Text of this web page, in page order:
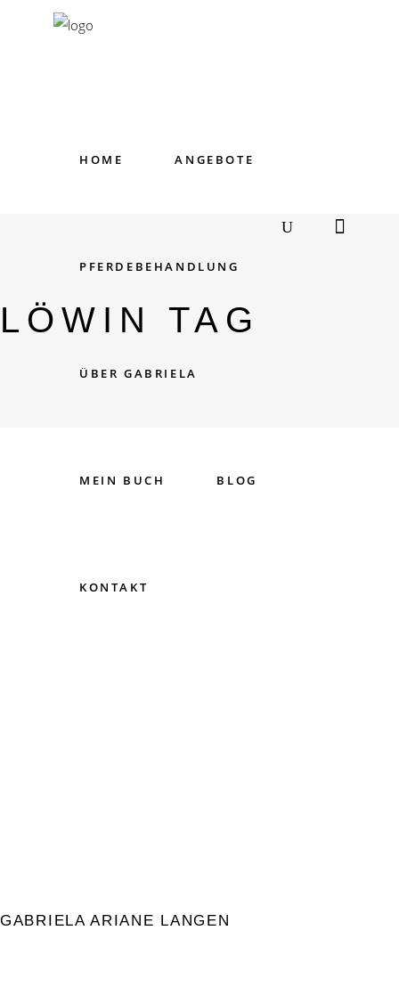
HOME ANGEBOTE
PFERDEBEHANDLUNG
ÜBER GABRIELA
MEIN BUCH BLOG
KONTAKT
LÖWIN TAG
kann Leben sein! Das will ich
GABRIELA ARIANE LANGEN